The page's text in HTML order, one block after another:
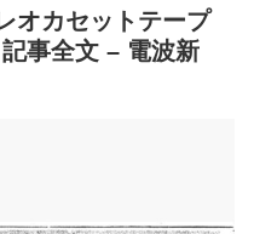
オカセットテープ
事全文 – 電波新